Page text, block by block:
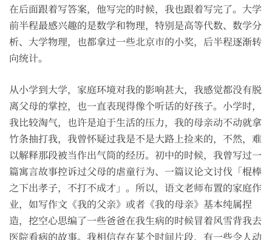
在后面跟着写答案，他写完的时候，我也跟着写完了。大学
前半程最感兴趣的是数学和物理，特别是高等代数、数学分
析、大学物理，也都拿过一些北京市的小奖，后半程逐渐转
向统计。
从小学到大学，家庭环境对我的影响甚大，我感觉都没有脱
离父母的掌控，也一直表现得像个听话的好孩子。小学时，
我比较淘气，也许是迫于生活的压力，我的母亲动不动就拿
竹条抽打我，我曾怀疑过我是不是大路上捡来的，不然，难
以解释那段被当作出气筒的经历。初中的时候，我曾写过一
篇寓言故事控诉过父母的虐童行为、一篇议论文讨伐「棍棒
之下出孝子，不打不成才」。所以，语文老师布置的家庭作
业，如写作文《我的父亲》或者《我的母亲》基本纯属捏
造，挖空心思编了一些爸爸在我生病的时候冒着风雪背我去
医院看病的故事。我相信存在某个时间片段，有一些令人动